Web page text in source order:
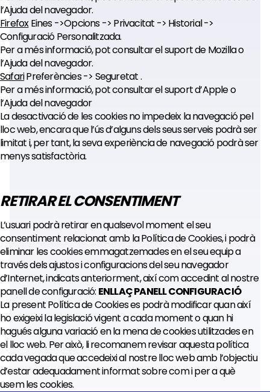
l’Ajuda del navegador.
FirefoxEines ->Opcions -> Privacitat -> Historial ->
Configuració Personalitzada.
Per a més informació, pot consultar el suport de Mozilla o
l’Ajuda del navegador.
SafariPreferències -> Seguretat .
Per a més informació, pot consultar el suport d’Apple o
l’Ajuda del navegador
La desactivació de les cookies no impedeix la navegació pel
lloc web, encara que l’ús d’alguns dels seus serveis podrà ser
limitat i, per tant, la seva experiència de navegació podrà ser
menys satisfactòria.
RETIRAR EL CONSENTIMENT
L’usuari podrà retirar en qualsevol moment el seu
consentiment relacionat amb la Política de Cookies, i podrà
eliminar les cookies emmagatzemades en el seu equip a
través dels ajustos i configuracions del seu navegador
d’Internet, indicats anteriorment, així com accedint al nostre
panell de configuració: ENLLAÇ PANELL CONFIGURACIÓ
La present Política de Cookies es podrà modificar quan així
ho exigeixi la legislació vigent a cada moment o quan hi
hagués alguna variació en la mena de cookies utilitzades en
el lloc web. Per això, li recomanem revisar aquesta política
cada vegada que accedeixi al nostre lloc web amb l’objectiu
d’estar adequadament informat sobre com i per a què
usem les cookies.